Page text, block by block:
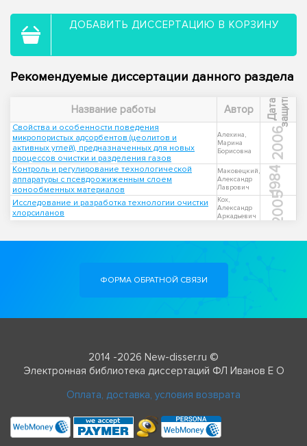
ДОБАВИТЬ ДИССЕРТАЦИЮ В КОРЗИНУ
Рекомендуемые диссертации данного раздела
Название работы Автор Д
а
т
а
з
а
щ
и
т ы
Свойства и особенности поведения
микропористых адсорбентов (цеолитов и
активных углей), предназначенных для новых
процессов очистки и разделения газов
Алехина,
Марина
Борисовна
2006
Контроль и регулирование технологической
аппаратуры с псевдоожиженным слоем
ионообменных материалов
Маковецкий,
Александр
Лаврович
1984
Исследование и разработка технологии очистки
хлорсиланов
Кох,
Александр
Аркадьевич
2005
ФОРМА ОБРАТНОЙ СВЯЗИ
2014 -2026 New-disser.ru ©
Электронная библиотека диссертаций ФЛ Иванов Е О
Оплата, доставка, условия возврата